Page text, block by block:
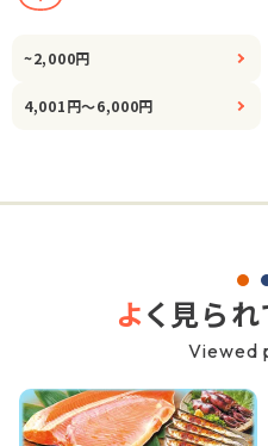
~2,000円
4,001円～6,000円
よ く見ら
Viewed